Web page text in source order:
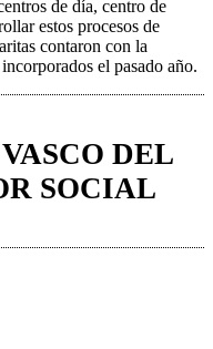
de día, centro de
estos procesos de
contaron con la
el pasado año.
DEL
SOCIAL